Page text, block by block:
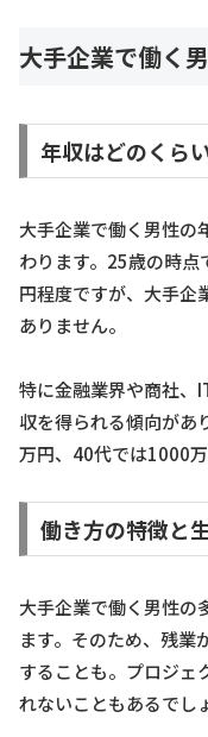
大手企業で働く
年収はどのくら
大手企業で働く男性の
わります。25歳の時
円程度ですが、大手企
ありません。
特に金融業界や商社、
収を得られる傾向があ
万円、40代では1000
働き方の特徴と
大手企業で働く男性の
ます。そのため、残業
することも。プロジェ
れないこともあるでし